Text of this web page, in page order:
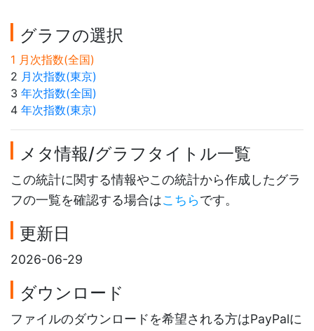
グラフの選択
1 月次指数(全国)
2 月次指数(東京)
3 年次指数(全国)
4 年次指数(東京)
メタ情報/グラフタイトル一覧
この統計に関する情報やこの統計から作成したグラ
フの一覧を確認する場合はこちらです。
更新日
2026-06-29
ダウンロード
ファイルのダウンロードを希望される方はPayPalに